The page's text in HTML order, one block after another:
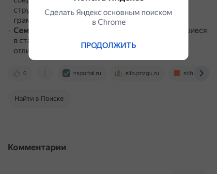
структуре, ни по произношению, а только по
грамматическим признакам, например, роду.
Семантические архаизмы
Слова, употреблявшиеся
в старину в иных смысловых значениях,
отличающихся от современных.
0 nsportal.ru elib.pnzgu.ru stihi.ru
Найти в Поиске
Комментарии
Сделать Яндекс основным поиском
в Сhrome
ПРОДОЛЖИТЬ